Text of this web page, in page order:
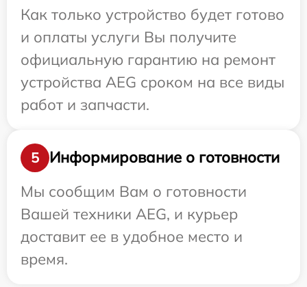
Как только устройство будет готово
и оплаты услуги Вы получите
официальную гарантию на ремонт
устройства AEG сроком на все виды
работ и запчасти.
5
Информирование о готовности
Мы сообщим Вам о готовности
Вашей техники AEG, и курьер
доставит ее в удобное место и
время.